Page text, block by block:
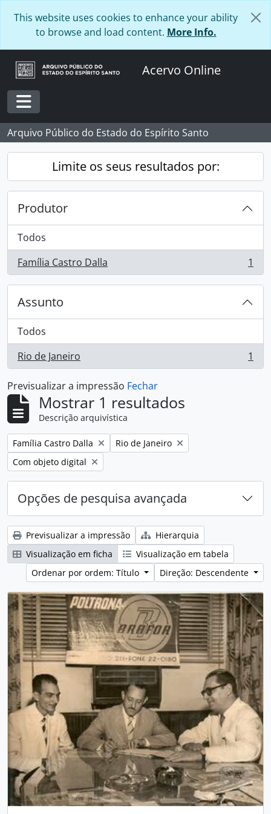
This website uses cookies to enhance your ability
to browse and load content. More Info.
Acervo Online
Toggle navigation
Arquivo Público do Estado do Espírito Santo
Limite os seus resultados por:
Produtor
Todos
Família Castro Dalla
, 1 resultados 1
Assunto
Todos
Rio de Janeiro
, 1 resultados 1
Previsualizar a impressão Fechar
Mostrar 1 resultados
Descrição arquivística
Remover filtro:
Família Castro Dalla Remover filtro:
Rio de Janeiro
Remover filtro:
Com objeto digital
Opções de pesquisa avançada
Previsualizar a impressão
Hierarquia
Visualização em ficha
Visualização em tabela
Ordenar por ordem: Título
Direção: Descendente